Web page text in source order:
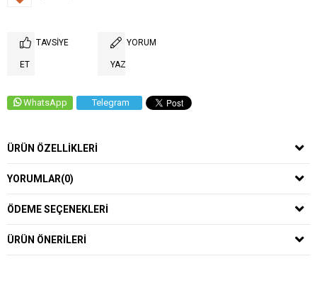
TAVSIYE
ET
YORUM
YAZ
WhatsApp Telegram
ÜRÜN ÖZELLIKLERI
YORUMLAR(0)
ÖDEME SEÇENEKLERI
ÜRÜN ÖNERILERI